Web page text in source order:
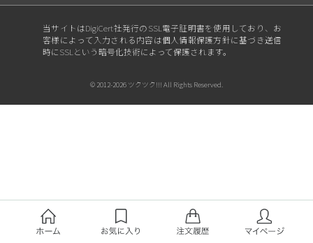
当サイトはDigiCert社発行のSSL電子証明書を使用しており、お
客様によって入力される内容は個人情報保護方針に基づき送信
時にSSLという暗号化技術によって保護されます。
© 2012-2026 ツクツク!!! All Rights Reserved.